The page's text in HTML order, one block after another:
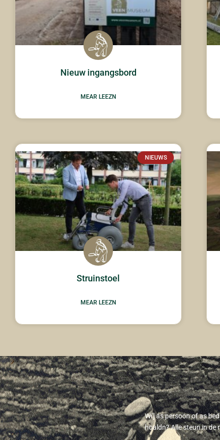
Nieuw ingangsbord
MEAR LEEZN
NIEUWS
Struinstoel
MEAR LEEZN
Wi'j as persoon of as
hoaldn? Alle steun in de